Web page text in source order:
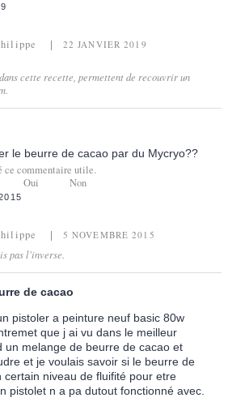
22 JANVIER 2019
cette recette, permettent de recouvrir un
le beurre de cacao par du Mycryo??
ce commentaire utile.
Oui Non
5 NOVEMBRE 2015
pas l'inverse.
de cacao
pistoler a peinture neuf basic 80w
que j ai vu dans le meilleur
un melange de beurre de cacao et
et je voulais savoir si le beurre de
niveau de fluifité pour etre
pistolet n a pa dutout fonctionné avec.